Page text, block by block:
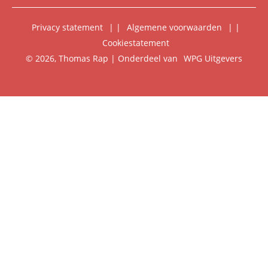
Foreign Rights
Privacy statement | Algemene voorwaarden
|
Cookiestatement
© 2026, Thomas Rap | Onderdeel van WPG Uitgevers